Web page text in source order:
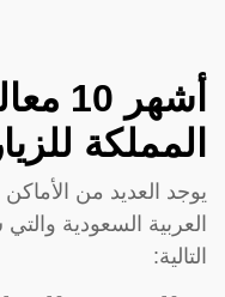
المملكة للزيارة
يوجد العديد من الأماكن
العربية السعودية
التالية: